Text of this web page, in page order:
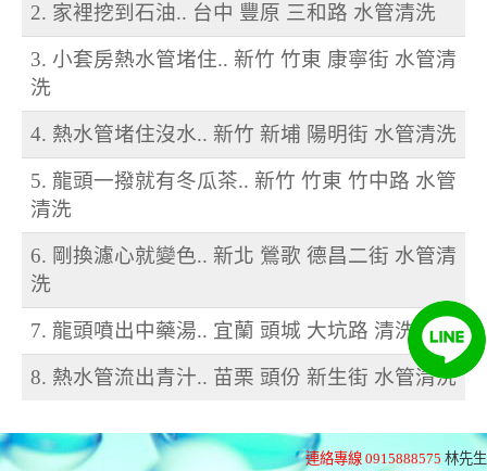
2. 家裡挖到石油.. 台中 豐原 三和路 水管清洗
3. 小套房熱水管堵住.. 新竹 竹東 康寧街 水管清
洗
4. 熱水管堵住沒水.. 新竹 新埔 陽明街 水管清洗
5. 龍頭一撥就有冬瓜茶.. 新竹 竹東 竹中路 水管
清洗
6. 剛換濾心就變色.. 新北 鶯歌 德昌二街 水管清
洗
7. 龍頭噴出中藥湯.. 宜蘭 頭城 大坑路 清洗水管
8. 熱水管流出青汁.. 苗栗 頭份 新生街 水管清洗
連絡專線 0915888575 林先生